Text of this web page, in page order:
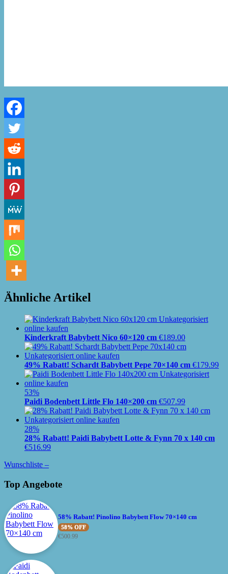
Ähnliche Artikel
Kinderkraft Babybett Nico 60×120 cm €189.00
49% Rabatt! Schardt Babybett Pepe 70×140 cm €179.99
53%
Paidi Bodenbett Little Flo 140×200 cm €507.99
28%
28% Rabatt! Paidi Babybett Lotte & Fynn 70 x 140 cm
€516.99
Wunschliste –
Top Angebote
58% Rabatt! Pinolino Babybett Flow 70×140 cm
58% OFF
€500.99